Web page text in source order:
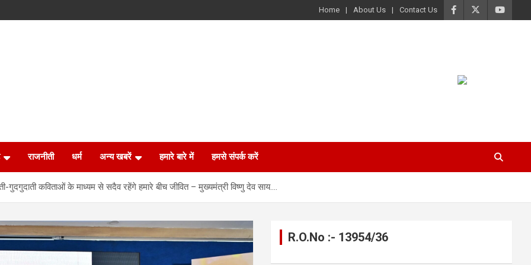
Home About Us Contact Us
राजनीती धर्म अन्य खबरें हमारे बारे में हमसे संपर्क करें
गुदगुदाती कविताओं के माध्यम से सदैव रहेंगे हमारे बीच जीवित – मुख्यमंत्री विष्णु देव साय….
R.O.No :- 13954/36